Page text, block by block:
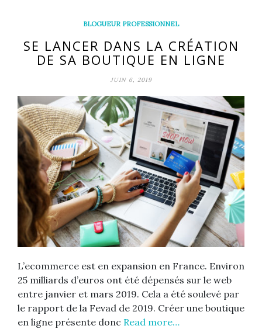
BLOGUEUR PROFESSIONNEL
SE LANCER DANS LA CRÉATION
DE SA BOUTIQUE EN LIGNE
JUIN 6, 2019
L’ecommerce est en expansion en France. Environ
25 milliards d’euros ont été dépensés sur le web
entre janvier et mars 2019. Cela a été soulevé par
le rapport de la Fevad de 2019. Créer une boutique
en ligne présente donc Read more…